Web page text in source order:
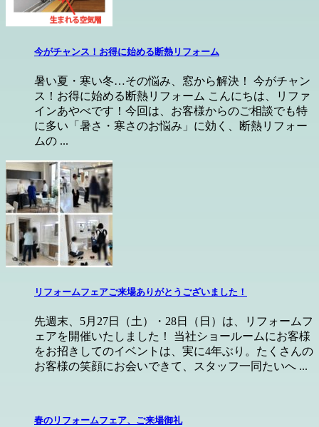
今がチャンス！お得に始める断熱リフォーム
暑い夏・寒い冬…その悩み、窓から解決！ 今がチャン
ス！お得に始める断熱リフォーム こんにちは、リファ
インあやべです！今回は、お客様からのご相談でも特
に多い「暑さ・寒さのお悩み」に効く、断熱リフォー
ムの ...
リフォームフェアご来場ありがとうございました！
先週末、5月27日（土）・28日（日）は、リフォームフ
ェアを開催いたしました！ 当社ショールームにお客様
をお招きしてのイベントは、実に4年ぶり。たくさんの
お客様の笑顔にお会いできて、スタッフ一同たいへ ...
春のリフォームフェア、ご来場御礼